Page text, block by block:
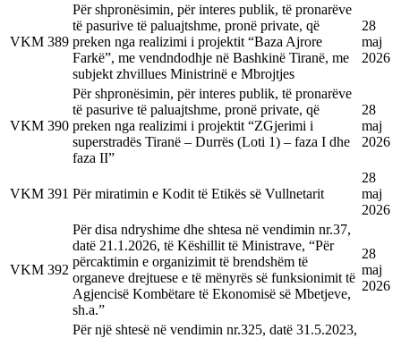
VKM 389
Për shpronësimin, për interes publik, të pronarëve
të pasurive të paluajtshme, pronë private, që
preken nga realizimi i projektit “Baza Ajrore
Farkë”, me vendndodhje në Bashkinë Tiranë, me
subjekt zhvillues Ministrinë e Mbrojtjes
28
maj
2026
VKM 390
Për shpronësimin, për interes publik, të pronarëve
të pasurive të paluajtshme, pronë private, që
preken nga realizimi i projektit “ZGjerimi i
superstradës Tiranë – Durrës (Loti 1) – faza I dhe
faza II”
28
maj
2026
VKM 391 Për miratimin e Kodit të Etikës së Vullnetarit
28
maj
2026
VKM 392
Për disa ndryshime dhe shtesa në vendimin nr.37,
datë 21.1.2026, të Këshillit të Ministrave, “Për
përcaktimin e organizimit të brendshëm të
organeve drejtuese e të mënyrës së funksionimit të
Agjencisë Kombëtare të Ekonomisë së Mbetjeve,
sh.a.”
28
maj
2026
Për një shtesë në vendimin nr.325, datë 31.5.2023,